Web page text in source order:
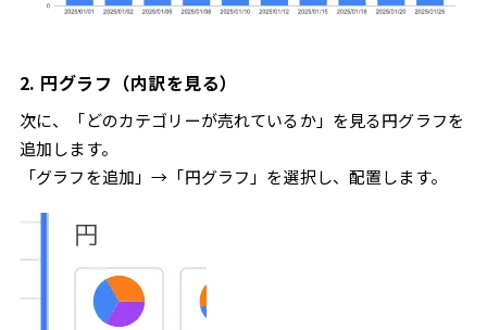
2. 円グラフ（内訳を見る）
次に、「どのカテゴリーが売れているか」を見る円グラフを
追加します。
「グラフを追加」→「円グラフ」を選択し、配置します。